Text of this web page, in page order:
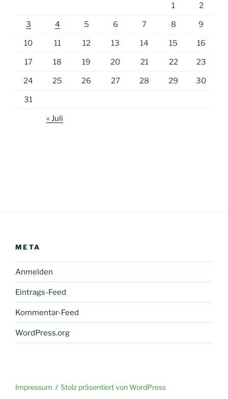
1 2
3 4 5 6 7 8 9
10 11 12 13 14 15 16
17 18 19 20 21 22 23
24 25 26 27 28 29 30
31
« Juli
META
Anmelden
Eintrags-Feed
Kommentar-Feed
WordPress.org
Impressum Stolz präsentiert von WordPress